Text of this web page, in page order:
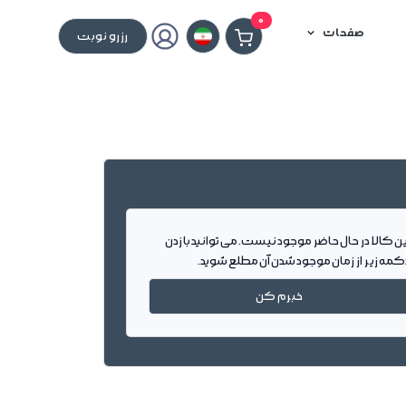
0
رزرو نوبت صفحات
کالا در حال حاضر موجود نیست. می توانید با زدن
زیر از زمان موجود شدن آن مطلع شوید.
خبرم کن